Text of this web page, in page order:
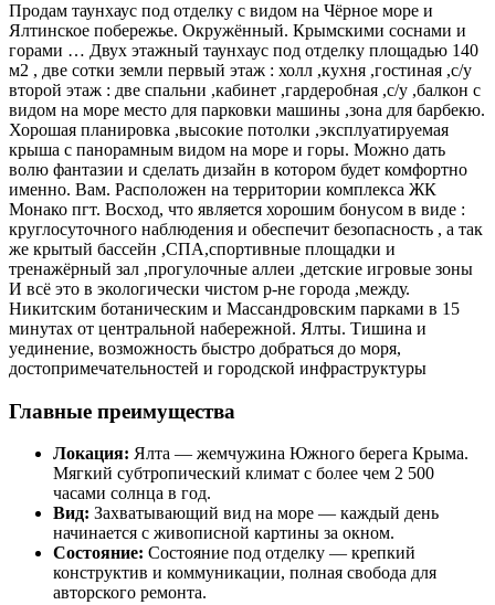
Продам таунхаус под отделку с видом на Чёрное море и
Ялтинское побережье. Окружённый. Крымскими соснами и
горами … Двух этажный таунхаус под отделку площадью 140
м2 , две сотки земли первый этаж : холл ,кухня ,гостиная ,с/у
второй этаж : две спальни ,кабинет ,гардеробная ,с/у ,балкон с
видом на море место для парковки машины ,зона для барбекю.
Хорошая планировка ,высокие потолки ,эксплуатируемая
крыша с панорамным видом на море и горы. Можно дать
волю фантазии и сделать дизайн в котором будет комфортно
именно. Вам. Расположен на территории комплекса ЖК
Монако пгт. Восход, что является хорошим бонусом в виде :
круглосуточного наблюдения и обеспечит безопасность , а так
же крытый бассейн ,СПА,спортивные площадки и
тренажёрный зал ,прогулочные аллеи ,детские игровые зоны
И всё это в экологически чистом р-не города ,между.
Никитским ботаническим и Массандровским парками в 15
минутах от центральной набережной. Ялты. Тишина и
уединение, возможность быстро добраться до моря,
достопримечательностей и городской инфраструктуры
Главные преимущества
Локация: Ялта — жемчужина Южного берега Крыма.
Мягкий субтропический климат с более чем 2 500
часами солнца в год.
Вид: Захватывающий вид на море — каждый день
начинается с живописной картины за окном.
Состояние: Состояние под отделку — крепкий
конструктив и коммуникации, полная свобода для
авторского ремонта.